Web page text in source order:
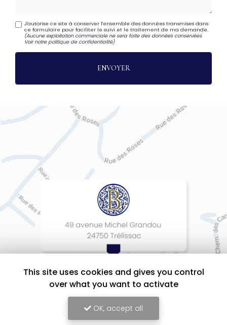
J'autorise ce site à conserver l'ensemble des données transmises dans
ce formulaire pour faciliter le suivi et le traitement de ma demande.
(Aucune exploitation commerciale ne sera faite des données conservées.
Voir notrepolitique de confidentialité)
This site uses cookies and gives you control
over what you want to activate
OK, accept all